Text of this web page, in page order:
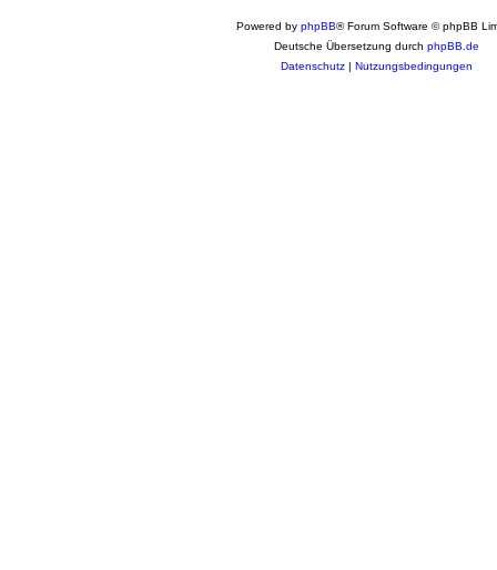
Powered by phpBB® Forum Software © phpBB
Deutsche Übersetzung durch phpBB.de
Datenschutz
Nutzungsbedingungen